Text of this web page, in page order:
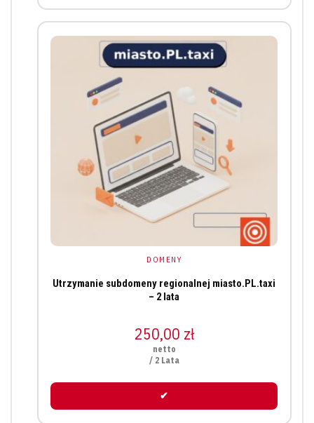
DOMENY
Utrzymanie subdomeny regionalnej miasto.PL.taxi
– 2 lata
250,00 zł
netto
/ 2 Lata
✔